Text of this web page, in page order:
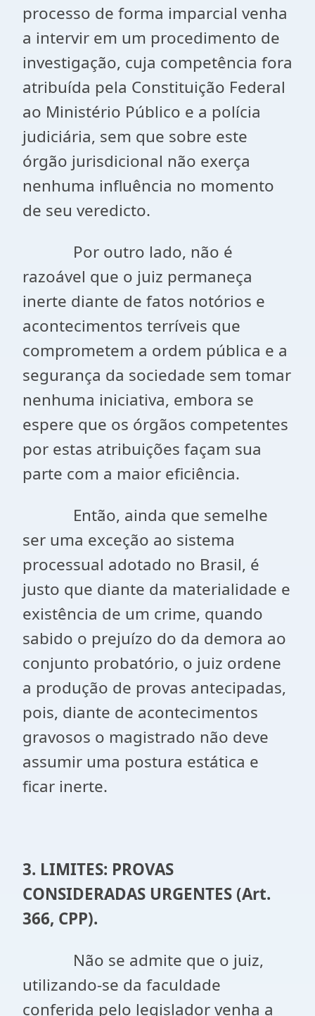
processo de forma imparcial venha
a intervir em um procedimento de
investigação, cuja competência fora
atribuída pela Constituição Federal
ao Ministério Público e a polícia
judiciária, sem que sobre este
órgão jurisdicional não exerça
nenhuma influência no momento
de seu veredicto.
Por outro lado, não é
razoável que o juiz permaneça
inerte diante de fatos notórios e
acontecimentos terríveis que
comprometem a ordem pública e a
segurança da sociedade sem tomar
nenhuma iniciativa, embora se
espere que os órgãos competentes
por estas atribuições façam sua
parte com a maior eficiência.
Então, ainda que semelhe
ser uma exceção ao sistema
processual adotado no Brasil, é
justo que diante da materialidade e
existência de um crime, quando
sabido o prejuízo do da demora ao
conjunto probatório, o juiz ordene
a produção de provas antecipadas,
pois, diante de acontecimentos
gravosos o magistrado não deve
assumir uma postura estática e
ficar inerte.
3. LIMITES: PROVAS
CONSIDERADAS URGENTES (Art.
366, CPP).
Não se admite que o juiz,
utilizando-se da faculdade
conferida pelo legislador venha a